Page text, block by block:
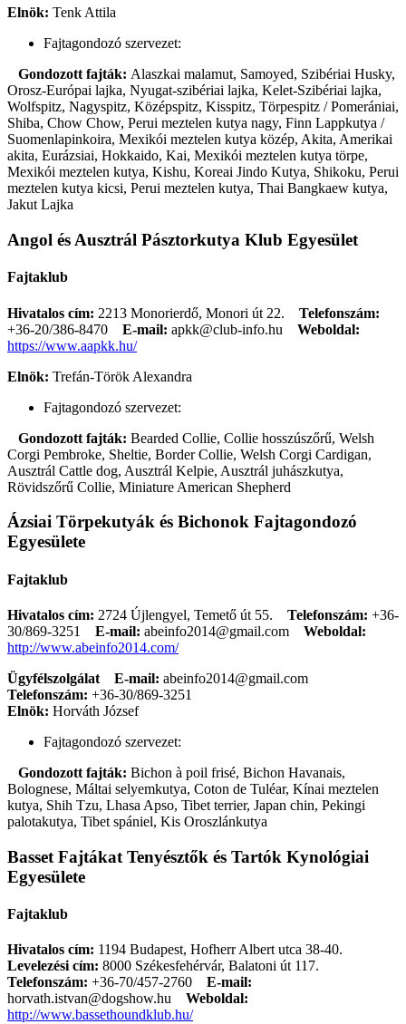
Elnök: Tenk Attila
Fajtagondozó szervezet:
Gondozott fajták: Alaszkai malamut, Samoyed, Szibériai Husky,
Orosz-Európai lajka, Nyugat-szibériai lajka, Kelet-Szibériai lajka,
Wolfspitz, Nagyspitz, Középspitz, Kisspitz, Törpespitz / Pomerániai,
Shiba, Chow Chow, Perui meztelen kutya nagy, Finn Lappkutya /
Suomenlapinkoira, Mexikói meztelen kutya közép, Akita, Amerikai
akita, Eurázsiai, Hokkaido, Kai, Mexikói meztelen kutya törpe,
Mexikói meztelen kutya, Kishu, Koreai Jindo Kutya, Shikoku, Perui
meztelen kutya kicsi, Perui meztelen kutya, Thai Bangkaew kutya,
Jakut Lajka
Angol és Ausztrál Pásztorkutya Klub Egyesület
Fajtaklub
Hivatalos cím: 2213 Monorierdő, Monori út 22. Telefonszám:
+36-20/386-8470
E-mail: apkk@club-info.hu
Weboldal:
https://www.aapkk.hu/
Elnök: Trefán-Török Alexandra
Fajtagondozó szervezet:
Gondozott fajták: Bearded Collie, Collie hosszúszőrű, Welsh
Corgi Pembroke, Sheltie, Border Collie, Welsh Corgi Cardigan,
Ausztrál Cattle dog, Ausztrál Kelpie, Ausztrál juhászkutya,
Rövidszőrű Collie, Miniature American Shepherd
Ázsiai Törpekutyák és Bichonok Fajtagondozó
Egyesülete
Fajtaklub
Hivatalos cím: 2724 Újlengyel, Temető út 55. Telefonszám: +36-
30/869-3251
E-mail: abeinfo2014@gmail.com
Weboldal:
http://www.abeinfo2014.com/
Ügyfélszolgálat
E-mail: abeinfo2014@gmail.com
Telefonszám: +36-30/869-3251
Elnök: Horváth József
Fajtagondozó szervezet:
Gondozott fajták: Bichon à poil frisé, Bichon Havanais,
Bolognese, Máltai selyemkutya, Coton de Tuléar, Kínai meztelen
kutya, Shih Tzu, Lhasa Apso, Tibet terrier, Japan chin, Pekingi
palotakutya, Tibet spániel, Kis Oroszlánkutya
Basset Fajtákat Tenyésztők és Tartók Kynológiai
Egyesülete
Fajtaklub
Hivatalos cím: 1194 Budapest, Hofherr Albert utca 38-40.
Levelezési cím: 8000 Székesfehérvár, Balatoni út 117.
Telefonszám: +36-70/457-2760
E-mail:
horvath.istvan@dogshow.hu
Weboldal:
http://www.bassethoundklub.hu/